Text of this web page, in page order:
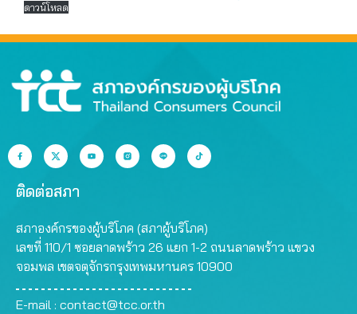
ดาวน์โหลด
ติดต่อสภา
สภาองค์กรของผู้บริโภค (สภาผู้บริโภค)
เลขที่ 110/1 ซอยลาดพร้าว 26 แยก 1-2 ถนนลาดพร้าว แขวง
จอมพล เขตจตุจักรกรุงเทพมหานคร 10900
E-mail : contact@tcc.or.th